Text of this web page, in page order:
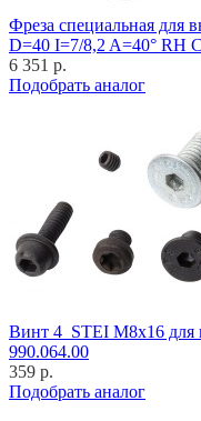
Фреза специальная для
D=40 I=7/8,2 A=40° RH
6 351 р.
Подобрать аналог
Винт 4_STEI M8x16 для
990.064.00
359 р.
Подобрать аналог